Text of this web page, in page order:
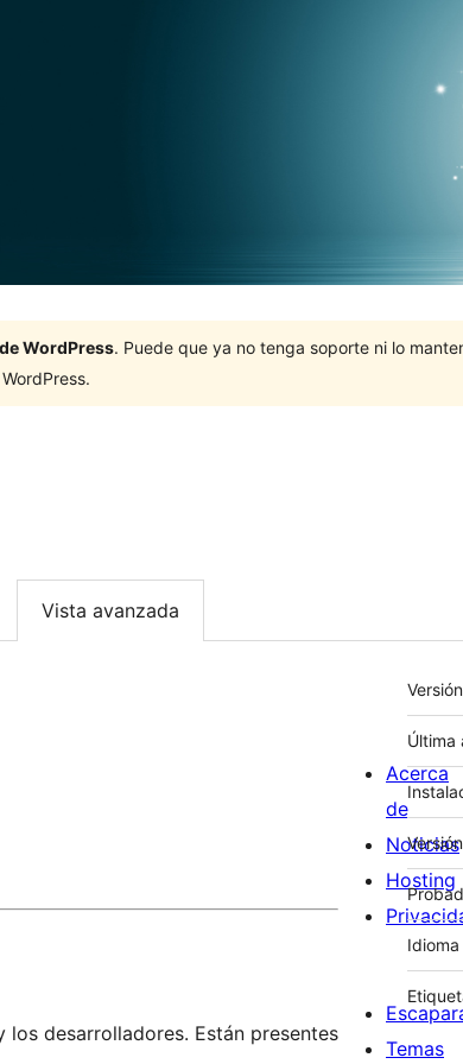
WordPress. Puede que ya no tenga soporte ni lo
Vista avanzada
desarrolladores. Están presentes
Meta
Versión
Última
Idioma
Acerca
de
Noticias
Hosting
Temas